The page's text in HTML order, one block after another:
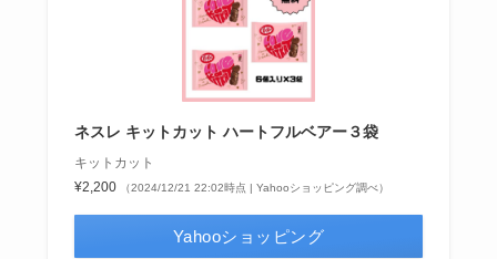
ネスレ キットカット ハートフルベアー３袋
キットカット
¥2,200
（2024/12/21 22:02時点 | Yahooショッピング調べ）
Yahooショッピング